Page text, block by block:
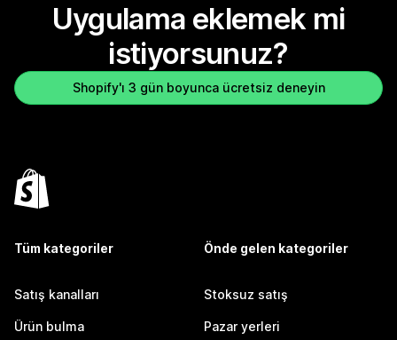
Uygulama eklemek mi
istiyorsunuz?
Shopify'ı 3 gün boyunca ücretsiz deneyin
Tüm kategoriler
Satış kanalları
Ürün bulma
Önde gelen kategoriler
Stoksuz satış
Pazar yerleri